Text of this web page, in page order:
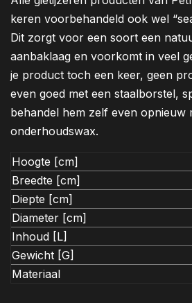
keren voorbehandeld ook wel
Dit zorgt voor een soort een
aanbaklaag en voorkomt in veel
je product toch een keer, geen
even goed met een staalborstel,
behandel hem zelf even opnieuw
onderhoudswax.
Hoogte [cm]
Breedte [cm]
Diepte [cm]
Diameter [cm]
Inhoud [L]
Gewicht [G]
Materiaal